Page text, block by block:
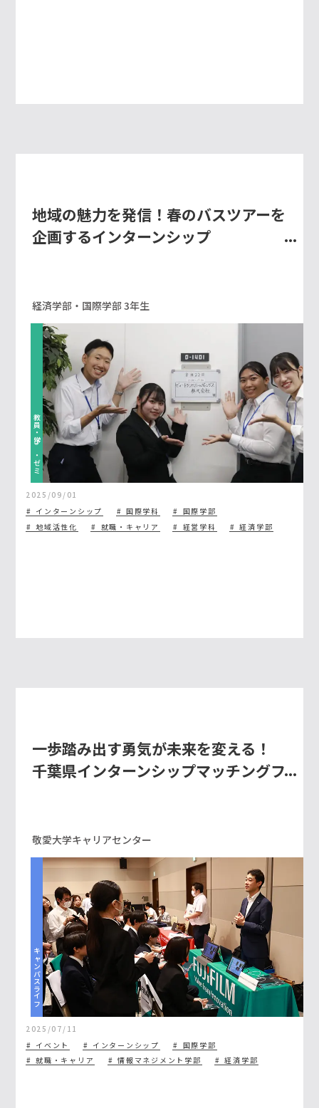
地域の魅力を発信！春のバスツアーを
企画するインターンシップ
経済学部・国際学部 3年生
教員・学び・ゼミ
2025/09/01
インターンシップ
国際学科
国際学部
地域活性化
就職・キャリア 経営学科 経済学部
一歩踏み出す勇気が未来を変える！
千葉県インターンシップマッチングフ
敬愛大学キャリアセンター
キャンパスライフ
2025/07/11
イベント
インターンシップ
国際学部
就職・キャリア
情報マネジメント学部 経済学部